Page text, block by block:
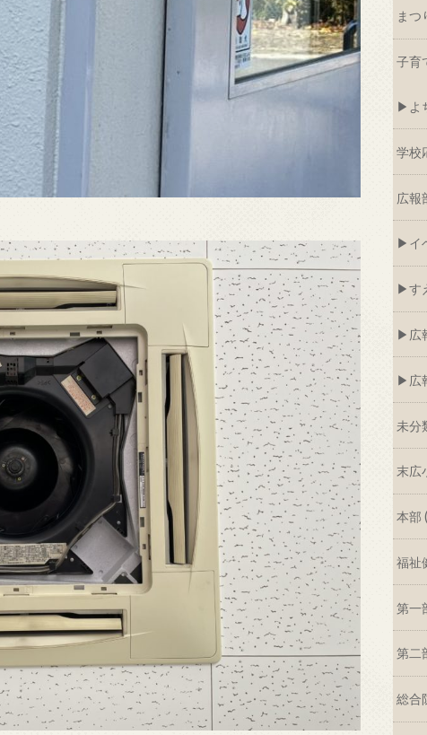
まつ
子育
よ
学校
広報
イ
す
広
広
未分
末広
本部
福祉
第一
第二
総合